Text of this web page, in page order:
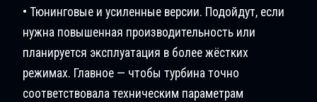
• Тюнинговые и усиленные версии. Подойдут, если
нужна повышенная производительность или
планируется эксплуатация в более жёстких
режимах. Главное — чтобы турбина точно
соответствовала техническим параметрам